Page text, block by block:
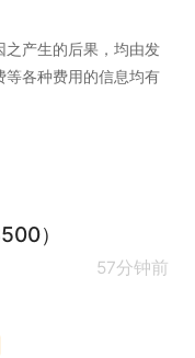
之产生的后果，均由发
等各种费用的信息均有
）
57分钟前